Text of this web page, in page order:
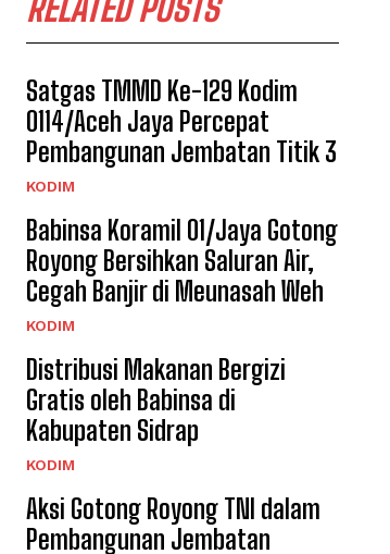
RELATED POSTS
Satgas TMMD Ke-129 Kodim
0114/Aceh Jaya Percepat
Pembangunan Jembatan Titik 3
KODIM
Babinsa Koramil 01/Jaya Gotong
Royong Bersihkan Saluran Air,
Cegah Banjir di Meunasah Weh
KODIM
Distribusi Makanan Bergizi
Gratis oleh Babinsa di
Kabupaten Sidrap
KODIM
Aksi Gotong Royong TNI dalam
Pembangunan Jembatan